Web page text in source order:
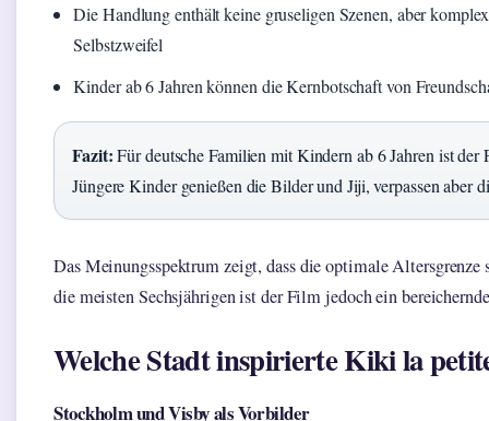
Die Handlung enthält keine gruseligen Szenen, aber
Selbstzweifel
Kinder ab 6 Jahren können die Kernbotschaft von
Fazit:Für deutsche Familien mit Kindern ab 6 Jahren ist
Jüngere Kinder genießen die Bilder und Jiji, verpassen aber
Das Meinungsspektrum zeigt, dass die optimale
die meisten Sechsjährigen ist der Film jedoch ein
Welche Stadt inspirierte Kiki la
Stockholm und Visby als Vorbilder